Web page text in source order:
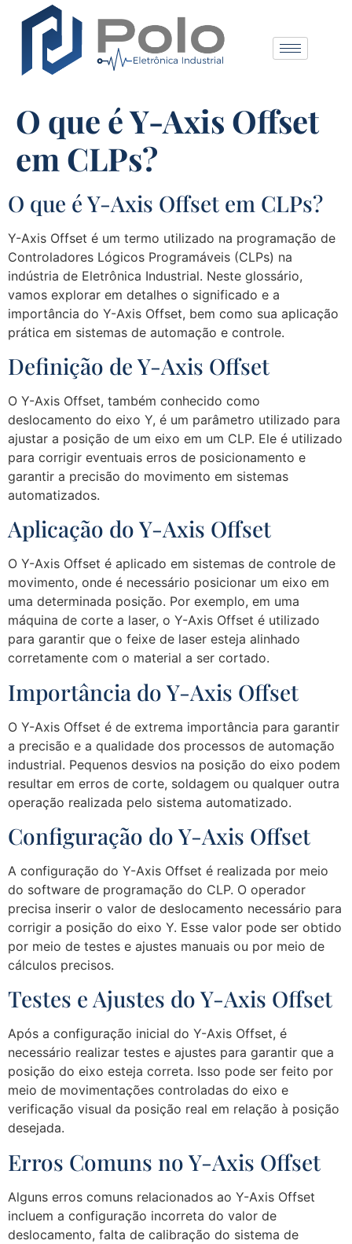
O que é Y-Axis Offset
em CLPs?
O que é Y-Axis Offset em CLPs?
Y-Axis Offset é um termo utilizado na programação de
Controladores Lógicos Programáveis (CLPs) na
indústria de Eletrônica Industrial. Neste glossário,
vamos explorar em detalhes o significado e a
importância do Y-Axis Offset, bem como sua aplicação
prática em sistemas de automação e controle.
Definição de Y-Axis Offset
O Y-Axis Offset, também conhecido como
deslocamento do eixo Y, é um parâmetro utilizado para
ajustar a posição de um eixo em um CLP. Ele é utilizado
para corrigir eventuais erros de posicionamento e
garantir a precisão do movimento em sistemas
automatizados.
Aplicação do Y-Axis Offset
O Y-Axis Offset é aplicado em sistemas de controle de
movimento, onde é necessário posicionar um eixo em
uma determinada posição. Por exemplo, em uma
máquina de corte a laser, o Y-Axis Offset é utilizado
para garantir que o feixe de laser esteja alinhado
corretamente com o material a ser cortado.
Importância do Y-Axis Offset
O Y-Axis Offset é de extrema importância para garantir
a precisão e a qualidade dos processos de automação
industrial. Pequenos desvios na posição do eixo podem
resultar em erros de corte, soldagem ou qualquer outra
operação realizada pelo sistema automatizado.
Configuração do Y-Axis Offset
A configuração do Y-Axis Offset é realizada por meio
do software de programação do CLP. O operador
precisa inserir o valor de deslocamento necessário para
corrigir a posição do eixo Y. Esse valor pode ser obtido
por meio de testes e ajustes manuais ou por meio de
cálculos precisos.
Testes e Ajustes do Y-Axis Offset
Após a configuração inicial do Y-Axis Offset, é
necessário realizar testes e ajustes para garantir que a
posição do eixo esteja correta. Isso pode ser feito por
meio de movimentações controladas do eixo e
verificação visual da posição real em relação à posição
desejada.
Erros Comuns no Y-Axis Offset
Alguns erros comuns relacionados ao Y-Axis Offset
incluem a configuração incorreta do valor de
deslocamento, falta de calibração do sistema de